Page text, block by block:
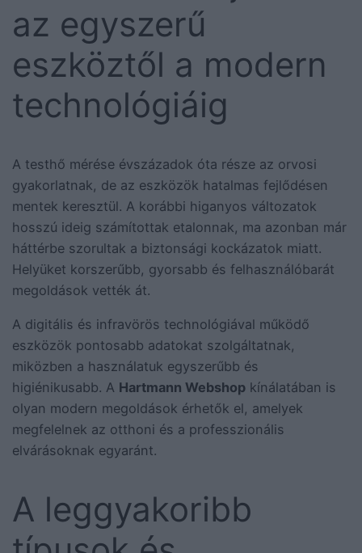
az egyszerű
eszköztől a modern
technológiáig
A testhő mérése évszázadok óta része az orvosi
gyakorlatnak, de az eszközök hatalmas fejlődésen
mentek keresztül. A korábbi higanyos változatok
hosszú ideig számítottak etalonnak, ma azonban már
háttérbe szorultak a biztonsági kockázatok miatt.
Helyüket korszerűbb, gyorsabb és felhasználóbarát
megoldások vették át.
A digitális és infravörös technológiával működő
eszközök pontosabb adatokat szolgáltatnak,
miközben a használatuk egyszerűbb és
higiénikusabb. A Hartmann Webshop kínálatában is
olyan modern megoldások érhetők el, amelyek
megfelelnek az otthoni és a professzionális
elvárásoknak egyaránt.
A leggyakoribb